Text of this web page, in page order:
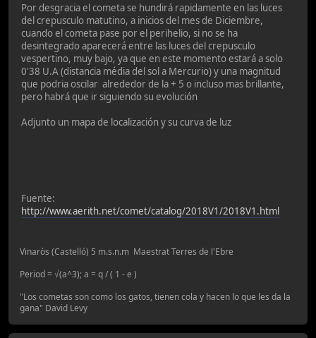
Por desgracia el cometa se hundirá rapidamente en las luces
del crepusculo matutino, a inicios del mes de Diciembre,
cuando el cometa pase por el perihelio, si no se ha
desintegrado aparecerá entre las luces del crepusculo
vespertino, muy bajo, ya que en este momento estará a solo
0'38 U.A (distancia média del sol a Mercurio) y una magnitud
que podria oscilar alrededor de la + 5 o incluso mas brillante,
pero habrá que ir siguiendo su evolución
Adjunto un mapa de localización y su curva de luz
Fuente:
http://www.aerith.net/comet/catalog/2018V1/2018V1.html
Vinaròs (Castelló) 5 m.s.n.m Maestrat Terres de l'Ebre
Period = √(a^3); a = q / ( 1 - e )
"Los cometas son como los gatos, tienen cola y hacen lo que les da la
gana" David Levy